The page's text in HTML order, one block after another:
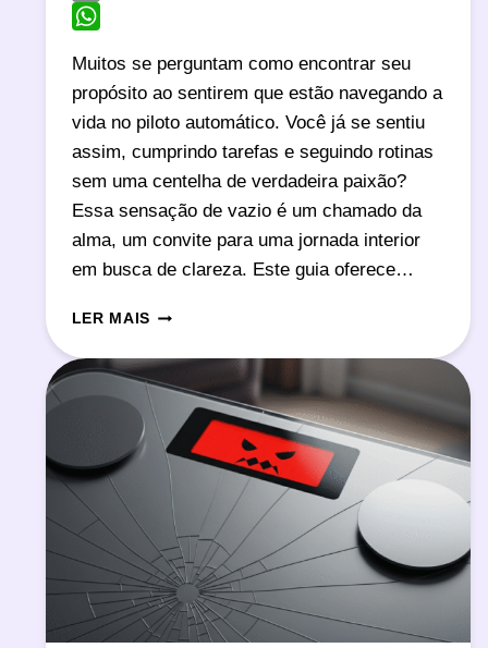
Muitos se perguntam como encontrar seu
propósito ao sentirem que estão navegando a
vida no piloto automático. Você já se sentiu
assim, cumprindo tarefas e seguindo rotinas
sem uma centelha de verdadeira paixão?
Essa sensação de vazio é um chamado da
alma, um convite para uma jornada interior
em busca de clareza. Este guia oferece…
LER MAISCOMO
SEU
PROPÓSITO:
3
PRÁTICAS
DE
AUTOCONHECIMENTO